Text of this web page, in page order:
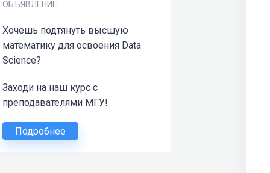
ОБЪЯВЛЕНИЕ
Хочешь подтянуть высшую
математику для освоения Data
Science?
Заходи на наш курс с
преподавателями МГУ!
Подробнее